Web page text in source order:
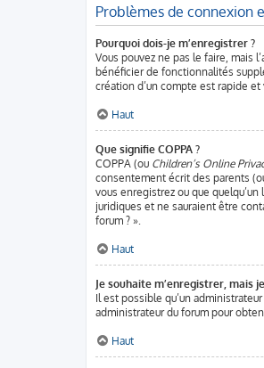
Problèmes de connexion
Pourquoi dois-je m’enregistrer ?
Vous pouvez ne pas le faire, mais
bénéficier de fonctionnalités
création d’un compte est rapide
Haut
Que signifie COPPA ?
COPPA (ou Children’s Online
consentement écrit des parents
vous enregistrez ou que
juridiques et ne sauraient être
forum ? ».
Haut
Je souhaite m’enregistrer, mais
Il est possible qu’un
administrateur du forum pour
Haut